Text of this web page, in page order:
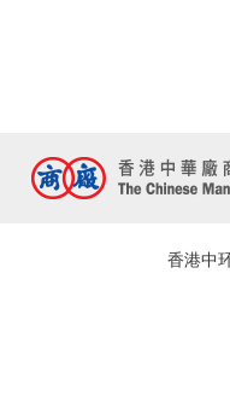
香港中